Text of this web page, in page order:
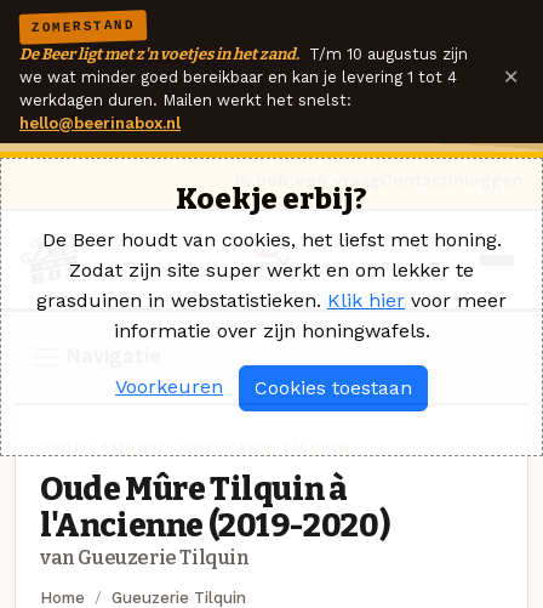
ZOMERSTAND
De Beer ligt met z'n voetjes in het zand. T/m 10 augustus zijn
we wat minder goed bereikbaar en kan je levering 1 tot 4
werkdagen duren. Mailen werkt het snelst:
hello@beerinabox.nl
×
Oude Mûre Tilquin à
l'Ancienne (2019-2020)
van Gueuzerie Tilquin
Home
Gueuzerie Tilquin
Koekje erbij?
De Beer houdt van cookies, het liefst met honing.
Zodat zijn site super werkt en om lekker te
grasduinen in webstatistieken. Klik hier voor meer
informatie over zijn honingwafels.
Voorkeuren Cookies toestaan